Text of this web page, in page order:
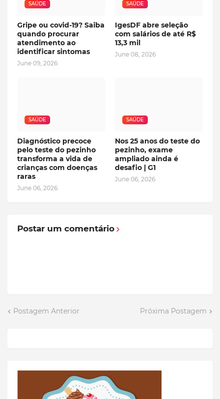
SAÚDE
Gripe ou covid-19? Saiba
quando procurar
atendimento ao
identificar sintomas
June 09, 2026
SAÚDE
IgesDF abre seleção
com salários de até R$
13,3 mil
June 08, 2026
SAÚDE
Diagnóstico precoce
pelo teste do pezinho
transforma a vida de
crianças com doenças
raras
June 06, 2026
SAÚDE
Nos 25 anos do teste do
pezinho, exame
ampliado ainda é
desafio | G1
June 06, 2026
Postar um comentário
Postagem Anterior Próxima Postagem